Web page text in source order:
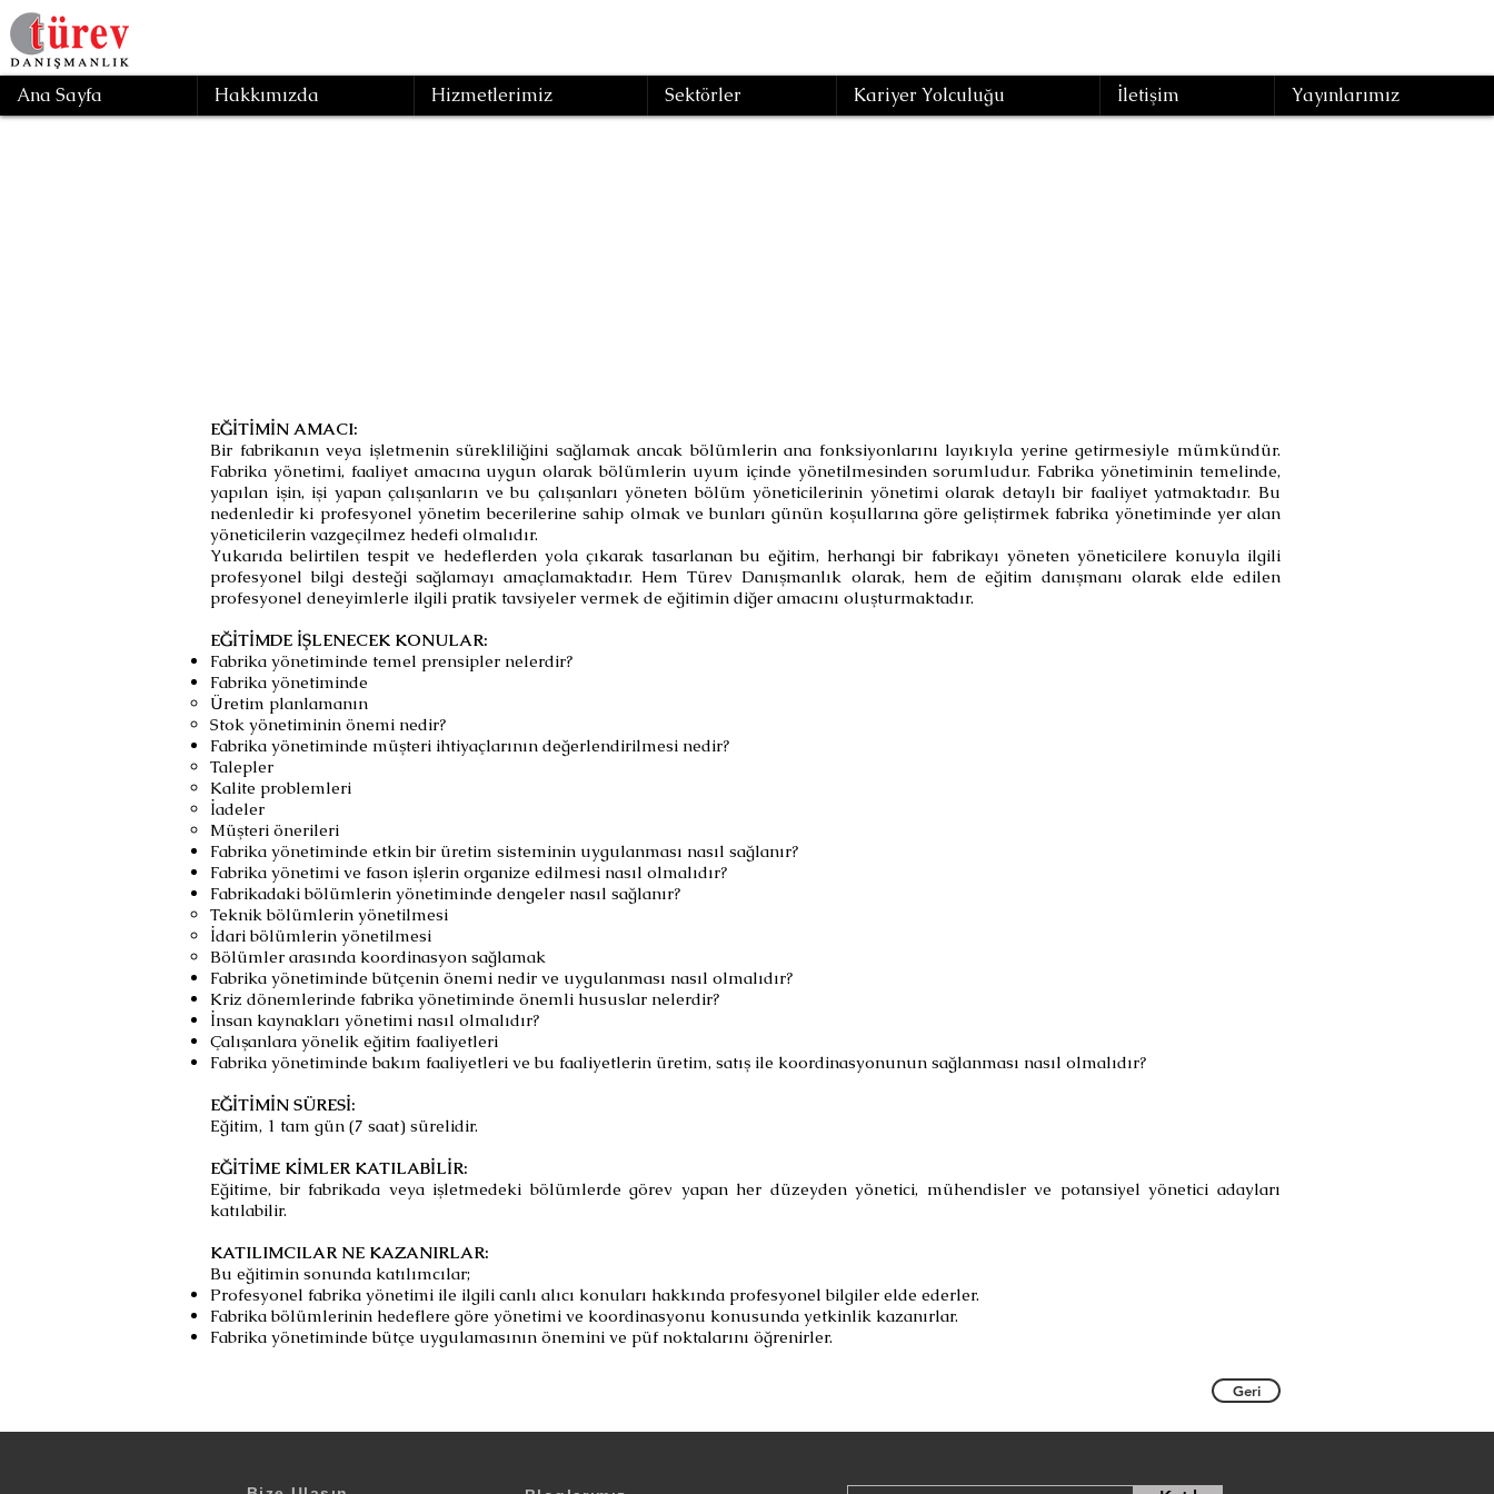
Ana Sayfa Hakkımızda Hizmetlerimiz Sektörler Kariyer Yolculuğu İletişim Yayınlarımız
EĞİTİMİN AMACI:
Bir fabrikanın veya işletmenin sürekliliğini sağlamak ancak bölümlerin ana fonksiyonlarını layıkıyla yerine getirmesiyle mümkündür.
Fabrika yönetimi, faaliyet amacına uygun olarak bölümlerin uyum içinde yönetilmesinden sorumludur. Fabrika yönetiminin temelinde,
yapılan işin, işi yapan çalışanların ve bu çalışanları yöneten bölüm yöneticilerinin yönetimi olarak detaylı bir faaliyet yatmaktadır. Bu
nedenledir ki profesyonel yönetim becerilerine sahip olmak ve bunları günün koşullarına göre geliştirmek fabrika yönetiminde yer alan
yöneticilerin vazgeçilmez hedefi olmalıdır.
Yukarıda belirtilen tespit ve hedeflerden yola çıkarak tasarlanan bu eğitim, herhangi bir fabrikayı yöneten yöneticilere konuyla ilgili
profesyonel bilgi desteği sağlamayı amaçlamaktadır. Hem Türev Danışmanlık olarak, hem de eğitim danışmanı olarak elde edilen
profesyonel deneyimlerle ilgili pratik tavsiyeler vermek de eğitimin diğer amacını oluşturmaktadır.
EĞİTİMDE İŞLENECEK KONULAR:
Fabrika yönetiminde temel prensipler nelerdir?
Fabrika yönetiminde
Üretim planlamanın
Stok yönetiminin önemi nedir?
Fabrika yönetiminde müşteri ihtiyaçlarının değerlendirilmesi nedir?
Talepler
Kalite problemleri
İadeler
Müşteri önerileri
Fabrika yönetiminde etkin bir üretim sisteminin uygulanması nasıl sağlanır?
Fabrika yönetimi ve fason işlerin organize edilmesi nasıl olmalıdır?
Fabrikadaki bölümlerin yönetiminde dengeler nasıl sağlanır?
Teknik bölümlerin yönetilmesi
İdari bölümlerin yönetilmesi
Bölümler arasında koordinasyon sağlamak
Fabrika yönetiminde bütçenin önemi nedir ve uygulanması nasıl olmalıdır?
Kriz dönemlerinde fabrika yönetiminde önemli hususlar nelerdir?
İnsan kaynakları yönetimi nasıl olmalıdır?
Çalışanlara yönelik eğitim faaliyetleri
Fabrika yönetiminde bakım faaliyetleri ve bu faaliyetlerin üretim, satış ile koordinasyonunun sağlanması nasıl olmalıdır?
EĞİTİMİN SÜRESİ:
Eğitim, 1 tam gün (7 saat) sürelidir.
EĞİTİME KİMLER KATILABİLİR:
Eğitime, bir fabrikada veya işletmedeki bölümlerde görev yapan her düzeyden yönetici, mühendisler ve potansiyel yönetici adayları
katılabilir.
KATILIMCILAR NE KAZANIRLAR:
Bu eğitimin sonunda katılımcılar;
Profesyonel fabrika yönetimi ile ilgili canlı alıcı konuları hakkında profesyonel bilgiler elde ederler.
Fabrika bölümlerinin hedeflere göre yönetimi ve koordinasyonu konusunda yetkinlik kazanırlar.
Fabrika yönetiminde bütçe uygulamasının önemini ve püf noktalarını öğrenirler.
Geri